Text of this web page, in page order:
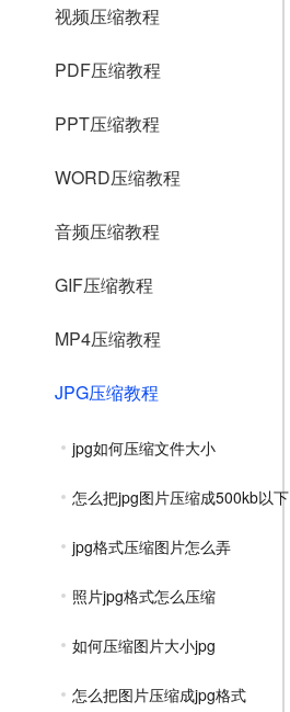
视频压缩教程
PDF压缩教程
PPT压缩教程
WORD压缩教程
音频压缩教程
GIF压缩教程
MP4压缩教程
JPG压缩教程
jpg如何压缩文件大小
怎么把jpg图片压缩成500kb以下
jpg格式压缩图片怎么弄
照片jpg格式怎么压缩
如何压缩图片大小jpg
怎么把图片压缩成jpg格式